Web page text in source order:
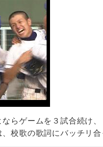
らゲームを３試合続け、
校歌の歌詞にバッチリ合